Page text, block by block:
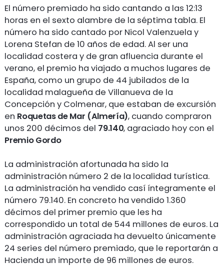
El número premiado ha sido cantando a las 12:13
horas en el sexto alambre de la séptima tabla. El
número ha sido cantado por Nicol Valenzuela y
Lorena Stefan de 10 años de edad. Al ser una
localidad costera y de gran afluencia durante el
verano, el premio ha viajado a muchos lugares de
España, como un grupo de 44 jubilados de la
localidad malagueña de Villanueva de la
Concepción y Colmenar, que estaban de excursión
en Roquetas de Mar (Almería), cuando compraron
unos 200 décimos del 79.140, agraciado hoy con el
Premio Gordo
La administración afortunada ha sido la
administración número 2 de la localidad turística.
La administración ha vendido casí íntegramente el
número 79.140. En concreto ha vendido 1.360
décimos del primer premio que les ha
correspondido un total de 544 millones de euros. La
administración agraciada ha devuelto únicamente
24 series del número premiado, que le reportarán a
Hacienda un importe de 96 millones de euros.